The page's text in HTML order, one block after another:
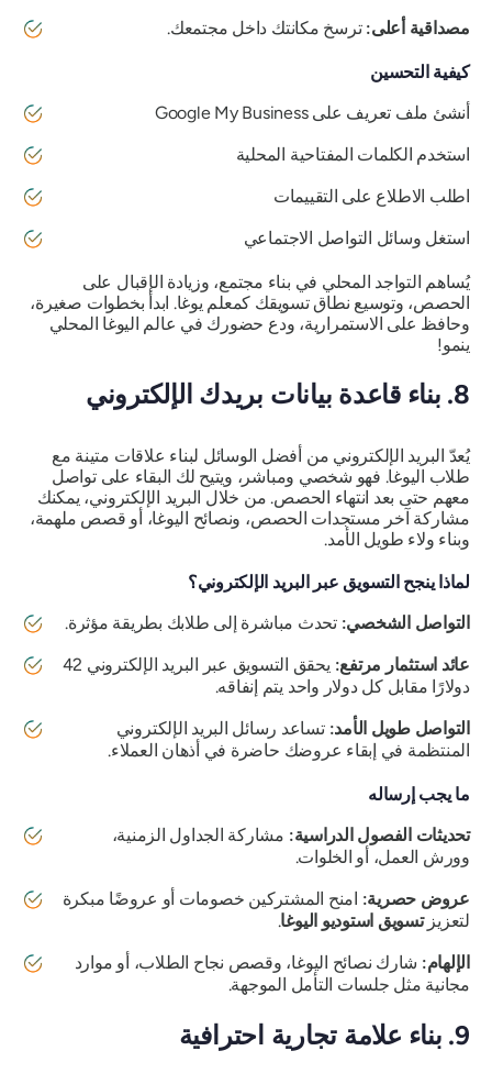
مصداقية أعلى: ترسخ مكانتك داخل مجتمعك.
كيفية التحسين
أنشئ ملف تعريف على Google My Business
استخدم الكلمات المفتاحية المحلية
اطلب الاطلاع على التقييمات
استغل وسائل التواصل الاجتماعي
يُساهم التواجد المحلي في بناء مجتمع، وزيادة الإقبال على
الحصص، وتوسيع نطاق تسويقك كمعلم يوغا. ابدأ بخطوات صغيرة،
وحافظ على الاستمرارية، ودع حضورك في عالم اليوغا المحلي
ينمو!
8. بناء قاعدة بيانات بريدك الإلكتروني
يُعدّ البريد الإلكتروني من أفضل الوسائل لبناء علاقات متينة مع
طلاب اليوغا. فهو شخصي ومباشر، ويتيح لك البقاء على تواصل
معهم حتى بعد انتهاء الحصص. من خلال البريد الإلكتروني، يمكنك
مشاركة آخر مستجدات الحصص، ونصائح اليوغا، أو قصص ملهمة،
وبناء ولاء طويل الأمد.
لماذا ينجح التسويق عبر البريد الإلكتروني؟
التواصل الشخصي: تحدث مباشرة إلى طلابك بطريقة مؤثرة.
عائد استثمار مرتفع:
يحقق التسويق عبر البريد الإلكتروني 42
دولارًا مقابل كل دولار واحد يتم إنفاقه.
التواصل طويل الأمد:تساعد رسائل البريد الإلكتروني
المنتظمة في إبقاء عروضك حاضرة في أذهان العملاء.
ما يجب إرساله
تحديثات الفصول الدراسية:مشاركة الجداول الزمنية،
وورش العمل، أو الخلوات.
عروض حصرية:امنح المشتركين خصومات أو عروضًا مبكرة
لتعزيزتسويق استوديو اليوغا.
الإلهام:شارك نصائح اليوغا، وقصص نجاح الطلاب، أو موارد
مجانية مثل جلسات التأمل الموجهة.
9. بناء علامة تجارية احترافية